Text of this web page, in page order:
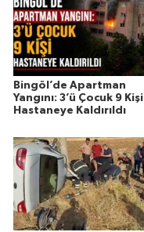
Bingöl’de Apartman
Yangını: 3’ü Çocuk 9 Kişi
Hastaneye Kaldırıldı